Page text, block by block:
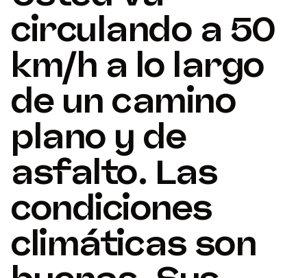
Revisión técnica
circulando a 50
km/h a lo largo
de un camino
plano y de
asfalto. Las
condiciones
climáticas son